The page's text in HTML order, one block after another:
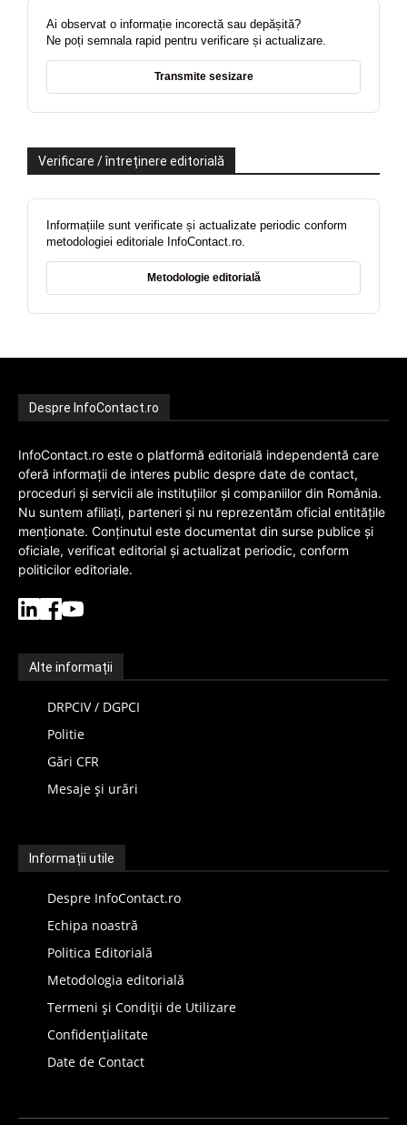
Ai observat o informație incorectă sau depășită?
Ne poți semnala rapid pentru verificare și actualizare.
Transmite sesizare
Verificare / întreținere editorială
Informațiile sunt verificate și actualizate periodic conform
metodologiei editoriale InfoContact.ro.
Metodologie editorială
Despre InfoContact.ro
InfoContact.ro este o platformă editorială independentă care
oferă informații de interes public despre date de contact,
proceduri și servicii ale instituțiilor și companiilor din România.
Nu suntem afiliați, parteneri și nu reprezentăm oficial entitățile
menționate. Conținutul este documentat din surse publice și
oficiale, verificat editorial și actualizat periodic, conform
politicilor editoriale.
Alte informații
DRPCIV / DGPCI
Politie
Gări CFR
Mesaje și urări
Informații utile
Despre InfoContact.ro
Echipa noastră
Politica Editorială
Metodologia editorială
Termeni și Condiții de Utilizare
Confidențialitate
Date de Contact